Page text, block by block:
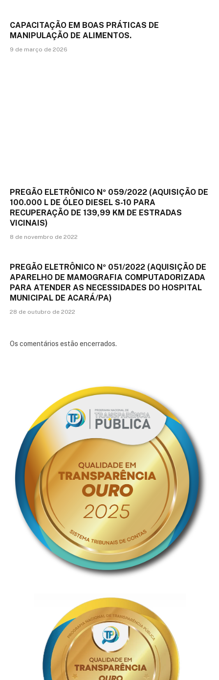
CAPACITAÇÃO EM BOAS PRÁTICAS DE
MANIPULAÇÃO DE ALIMENTOS.
9 de março de 2026
PREGÃO ELETRÔNICO Nº 059/2022 (AQUISIÇÃO DE
100.000 L DE ÓLEO DIESEL S-10 PARA
RECUPERAÇÃO DE 139,99 KM DE ESTRADAS
VICINAIS)
8 de novembro de 2022
PREGÃO ELETRÔNICO Nº 051/2022 (AQUISIÇÃO DE
APARELHO DE MAMOGRAFIA COMPUTADORIZADA
PARA ATENDER AS NECESSIDADES DO HOSPITAL
MUNICIPAL DE ACARÁ/PA)
28 de outubro de 2022
Os comentários estão encerrados.